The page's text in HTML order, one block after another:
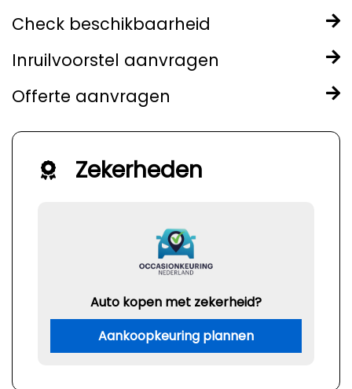
Check beschikbaarheid
Inruilvoorstel aanvragen
Offerte aanvragen
Zekerheden
Auto kopen met zekerheid?
Aankoopkeuring plannen